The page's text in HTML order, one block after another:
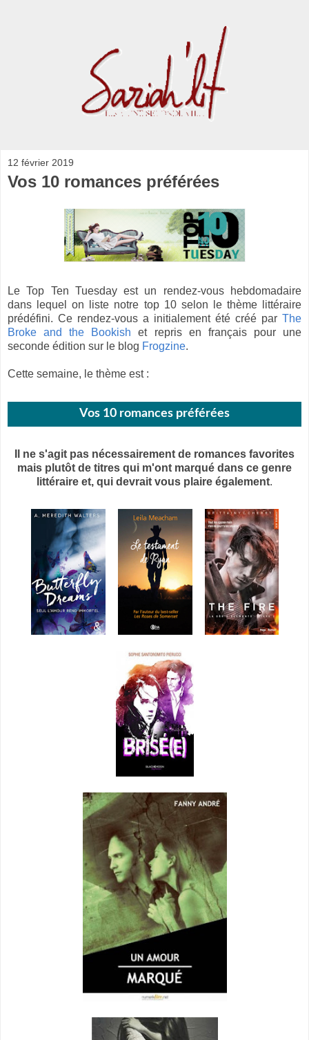
12 février 2019
Vos 10 romances préférées
Le Top Ten Tuesday est un rendez-vous hebdomadaire
dans lequel on liste notre top 10 selon le thème littéraire
prédéfini. Ce rendez-vous a initialement été créé par The
Broke and the Bookish et repris en français pour une
seconde édition sur le blog Frogzine.
Cette semaine, le thème est :
Vos 10 romances préférées
Il ne s'agit pas nécessairement de romances favorites
mais plutôt de titres qui m'ont marqué dans ce genre
littéraire et, qui devrait vous plaire également.